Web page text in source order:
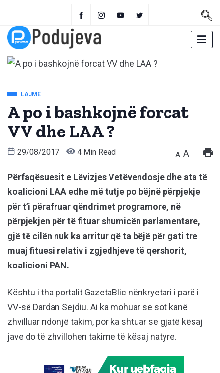
LAJME
A po i bashkojnë forcat
VV dhe LAA ?
29/08/2017 4 Min Read A A
Përfaqësuesit e Lëvizjes Vetëvendosje dhe ata të
koalicioni LAA edhe më tutje po bëjnë përpjekje
për t’i përafruar qëndrimet programore, në
përpjekjen për të fituar shumicën parlamentare,
gjë të cilën nuk ka arritur që ta bëjë për gati tre
muaj fituesi relativ i zgjedhjeve të qershorit,
koalicioni PAN.
Kështu i tha portalit GazetaBlic nënkryetari i parë i
VV-së Dardan Sejdiu. Ai ka mohuar se sot kanë
zhvilluar ndonjë takim, por ka shtuar se gjatë kësaj
jave do të zhvillohen takime të kësaj natyre.